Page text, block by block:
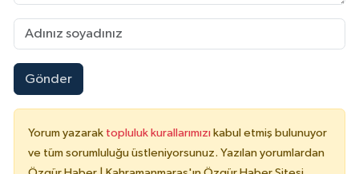
Gönder
Yorum yazarak topluluk kurallarımızı kabul etmiş bulunuyor
ve tüm sorumluluğu üstleniyorsunuz. Yazılan yorumlardan